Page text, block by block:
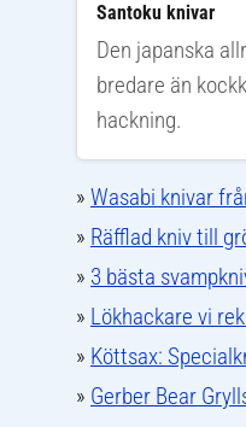
Santoku knivar
Den japanska
bredare än
hackning.
» Wasabi knivar
» Räfflad kniv till
» 3 bästa
» Lökhackare vi
» Köttsax:
» Gerber Bear